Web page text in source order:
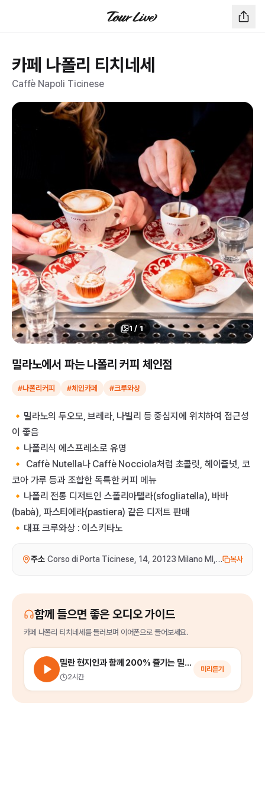
카페 나폴리 티치네세
Caffè Napoli Ticinese
1 /1
밀라노에서 파는 나폴리 커피 체인점
#나폴리커피 #체인카페 #크루와상
🔸밀라노의 두오모, 브레라, 나빌리 등 중심지에 위치하여 접근성
이 좋음
🔸나폴리식 에스프레소로 유명
🔸 Caffè Nutella나 Caffè Nocciola처럼 초콜릿, 헤이즐넛, 코
코아 가루 등과 조합한 독특한 커피 메뉴
🔸나폴리 전통 디저트인 스폴리아텔라(sfogliatella), 바바
(babà), 파스티에라(pastiera) 같은 디저트 판매
🔸대표 크루와상 : 이스키타노
주소 Corso di Porta Ticinese, 14, 20123 Milano MI, 이탈리아
복사
함께 들으면 좋은 오디오 가이드
카페 나폴리 티치네세 를들러보며 이어폰으로 들어보세요.
밀란 현지인과 함께 200% 즐기는 밀라노 시내 워킹 투어
2시간
미리듣기